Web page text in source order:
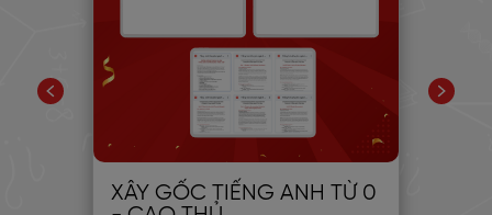
XÂY GỐC TIẾNG ANH TỪ 0